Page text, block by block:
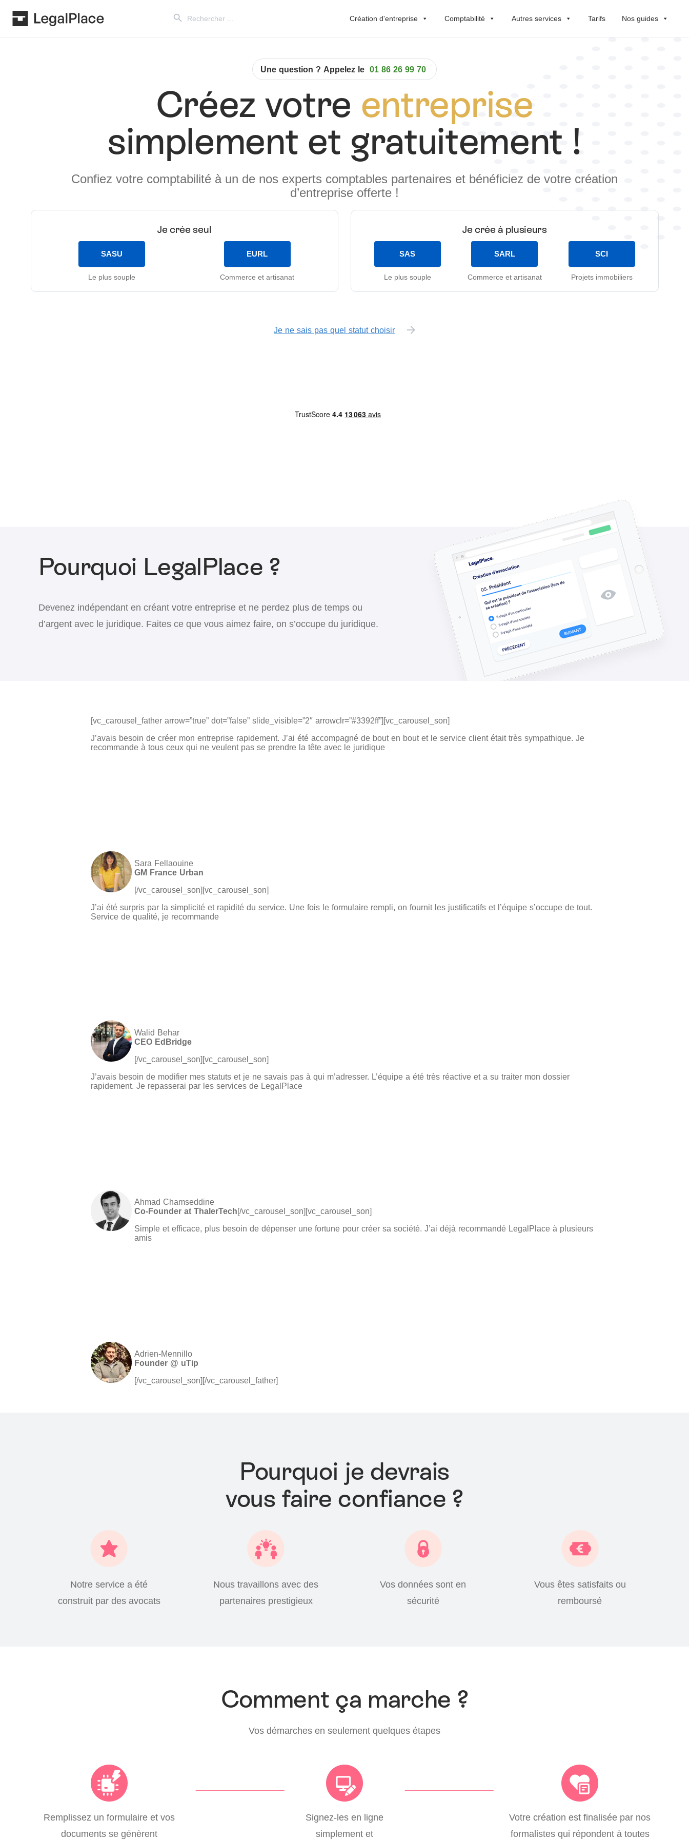
for:
Création d'entreprise Comptabilité Autres services Tarifs Nos guides
Une question ? Appelez le 01 86 26 99 70
Créez votre entreprise
simplement et gratuitement !
Confiez votre comptabilité à un de nos experts comptables partenaires et bénéficiez de votre création
d’entreprise offerte !
Je crée seul
SASU
Le plus souple
EURL
Commerce et artisanat
Je crée à plusieurs
SAS
Le plus souple
SARL
Commerce et artisanat
SCI
Projets immobiliers
Je ne sais pas quel statut choisir
Pourquoi LegalPlace ?
Devenez indépendant en créant votre entreprise et ne perdez plus de temps ou
d’argent avec le juridique. Faites ce que vous aimez faire, on s’occupe du juridique.
[vc_carousel_father arrow=”true” dot=”false” slide_visible=”2″ arrowclr=”#3392ff”][vc_carousel_son]
J’avais besoin de créer mon entreprise rapidement. J’ai été accompagné de bout en bout et le service client était très sympathique. Je
recommande à tous ceux qui ne veulent pas se prendre la tête avec le juridique
Sara Fellaouine
GM France Urban
[/vc_carousel_son][vc_carousel_son]
J’ai été surpris par la simplicité et rapidité du service. Une fois le formulaire rempli, on fournit les justificatifs et l’équipe s’occupe de tout.
Service de qualité, je recommande
Walid Behar
CEO EdBridge
[/vc_carousel_son][vc_carousel_son]
J’avais besoin de modifier mes statuts et je ne savais pas à qui m’adresser. L’équipe a été très réactive et a su traiter mon dossier
rapidement. Je repasserai par les services de LegalPlace
Ahmad Chamseddine
Co-Founder at ThalerTech[/vc_carousel_son][vc_carousel_son]
Simple et efficace, plus besoin de dépenser une fortune pour créer sa société. J’ai déjà recommandé LegalPlace à plusieurs
amis
Adrien-Mennillo
Founder @ uTip
[/vc_carousel_son][/vc_carousel_father]
Pourquoi je devrais
vous faire confiance ?
Notre service a été
construit par des avocats
Nous travaillons avec des
partenaires prestigieux
Vos données sont en
sécurité
Vous êtes satisfaits ou
remboursé
Comment ça marche ?
Vos démarches en seulement quelques étapes
Remplissez un formulaire et vos
documents se génèrent
Signez-les en ligne
simplement et
Votre création est finalisée par nos
formalistes qui répondent à toutes